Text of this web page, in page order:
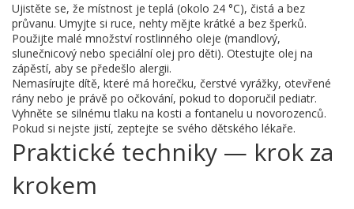
Ujistěte se, že místnost je teplá (okolo 24 °C), čistá a bez
průvanu. Umyjte si ruce, nehty mějte krátké a bez šperků.
Použijte malé množství rostlinného oleje (mandlový,
slunečnicový nebo speciální olej pro děti). Otestujte olej na
zápěstí, aby se předešlo alergii.
Nemasírujte dítě, které má horečku, čerstvé vyrážky, otevřené
rány nebo je právě po očkování, pokud to doporučil pediatr.
Vyhněte se silnému tlaku na kosti a fontanelu u novorozenců.
Pokud si nejste jistí, zeptejte se svého dětského lékaře.
Praktické techniky — krok za
krokem